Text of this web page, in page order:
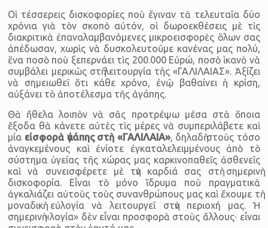
Οἱ τέσσερεις δισκοφορίες ποὺ ἔγιναν τὰ τελευταῖα δύο
χρόνια γιὰ τὸν σκοπὸ αὐτόν, οἱ δωροεκθέσεις μὲ τὶς
διακριτικὰ ἐπαναλαμβανόμενες μικροεισφορὲς ὅλων σας
ἀπέδωσαν, χωρὶς νὰ δυσκολευτοῦμε κανένας μας πολύ,
ἕνα ποσὸ ποὺ ξεπερνάει τὶς 200.000 Εὐρώ, ποσὸ ἱκανὸ νὰ
συμβάλει μερικῶς στὴ λειτουργία τῆς «ΓΑΛΙΛΑΙΑΣ». Ἀξίζει
νὰ σημειωθεῖ ὅτι κάθε χρόνο, ἐνῷ βαθαίνει ἡ κρίση,
αὐξάνει τὸ ἀποτέλεσμα τῆς ἀγάπης.
Θὰ ἤθελα λοιπὸν νὰ σᾶς προτρέψω μέσα στὰ ὅποια
ἔξοδα θὰ κάνετε αὐτὲς τὶς μέρες νὰ συμπεριλάβετε καὶ
μία εἰσφορὰ ἀγάπης στὴ «ΓΑΛΙΛΑΙΑ», δηλαδὴ στοὺς τόσο
ἀναγκεμένους καὶ ἐνίοτε ἐγκαταλελειμμένους ἀπὸ τὸ
σύστημα ὑγείας τῆς χώρας μας καρκινοπαθεῖς ἀσθενεῖς
καὶ νὰ συνεισφέρετε μὲ τὴν καρδιά σας στὴ σημερινὴ
δισκοφορία. Εἶναι τὸ μόνο ἵδρυμα ποὺ πραγματικὰ
ἀγκαλιάζει αὐτοὺς τοὺς συνανθρώπους μας καὶ ἔχουμε τὴ
μοναδικὴ εὐλογία νὰ λειτουργεῖ στὴν περιοχή μας. Ἡ
σημερινὴ «λογία» δὲν εἶναι προσφορὰ στοὺς ἄλλους∙ εἶναι